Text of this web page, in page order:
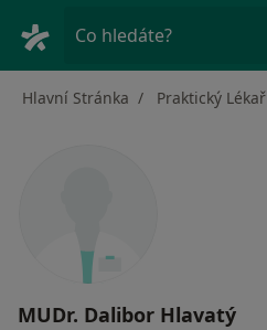
Co hledáte?
Hlavní Stránka Praktický Lékař
MUDr. Dalibor Hlavatý